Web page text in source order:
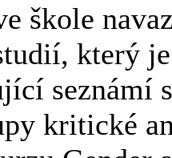
škole
který
seznámí
kritické